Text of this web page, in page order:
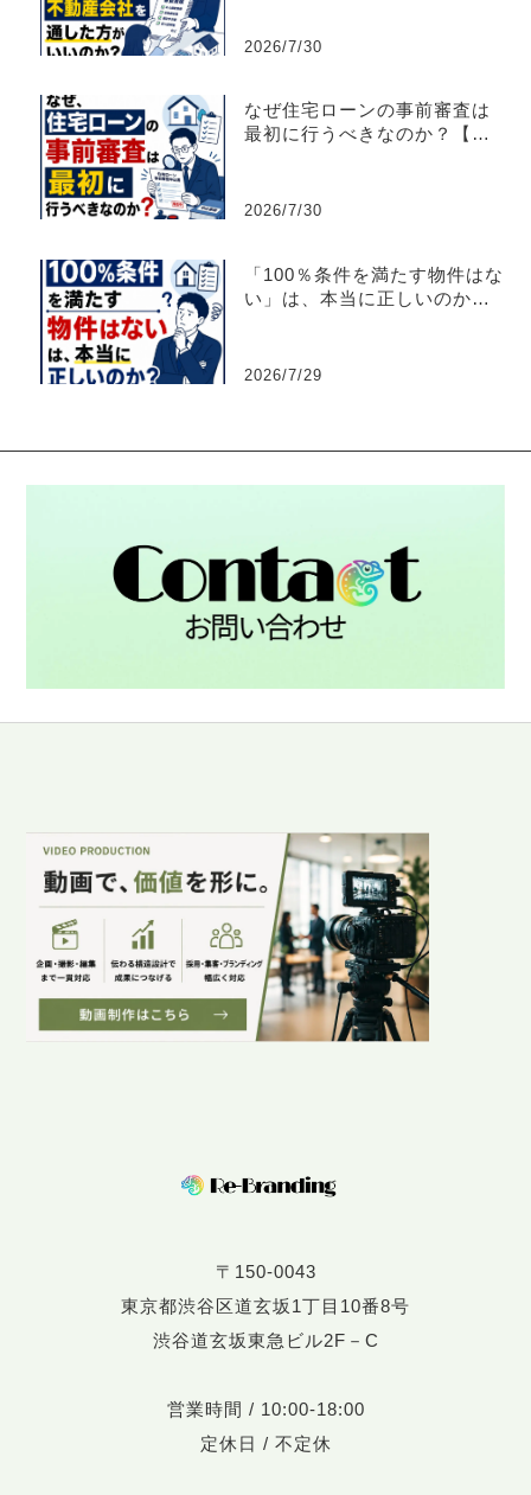
2026/7/30
なぜ住宅ローンの事前審査は
最初に行うべきなのか？【不
2026/7/30
「100％条件を満たす物件はな
い」は、本当に正しいのか？
2026/7/29
〒150-0043
東京都渋谷区道玄坂1丁目10番8号
渋谷道玄坂東急ビル2F－C
営業時間 / 10:00-18:00
定休日 / 不定休